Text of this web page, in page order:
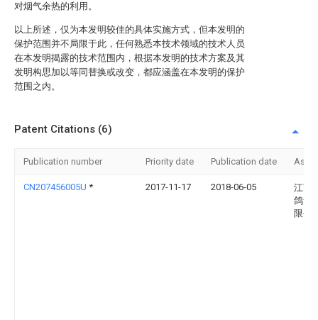
对烟气余热的利用。
以上所述，仅为本发明较佳的具体实施方式，但本发明的
保护范围并不局限于此，任何熟悉本技术领域的技术人员
在本发明揭露的技术范围内，根据本发明的技术方案及其
发明构思加以等同替换或改变，都应涵盖在本发明的保护
范围之内。
Patent Citations (6)
Publication number Priority date Publication date
CN207456005U * 2017-11-17 2018-06-05
江西
鸽食
限公